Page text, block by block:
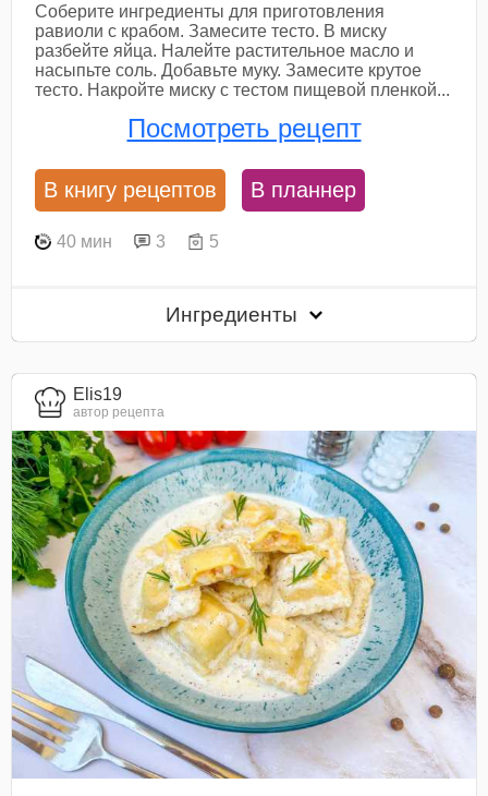
Соберите ингредиенты для приготовления
равиоли с крабом. Замесите тесто. В миску
разбейте яйца. Налейте растительное масло и
насыпьте соль. Добавьте муку. Замесите крутое
тесто. Накройте миску с тестом пищевой пленкой...
Посмотреть рецепт
В книгу рецептов В планнер
40 мин 3 5
Ингредиенты
Elis19
автор рецепта